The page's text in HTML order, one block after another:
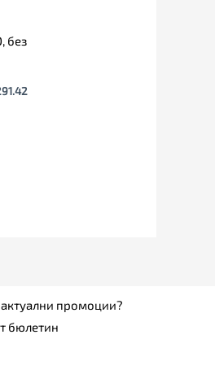
без
актуални промоции?
бюлетин